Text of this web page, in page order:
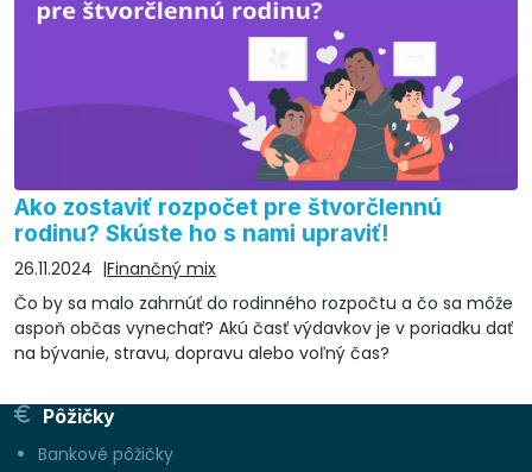
Ako zostaviť rozpočet pre štvorčlennú
rodinu? Skúste ho s nami upraviť!
26.11.2024
Finančný mix
Čo by sa malo zahrnúť do rodinného rozpočtu a čo sa môže
aspoň občas vynechať? Akú časť výdavkov je v poriadku dať
na bývanie, stravu, dopravu alebo voľný čas?
Pôžičky
Bankové pôžičky